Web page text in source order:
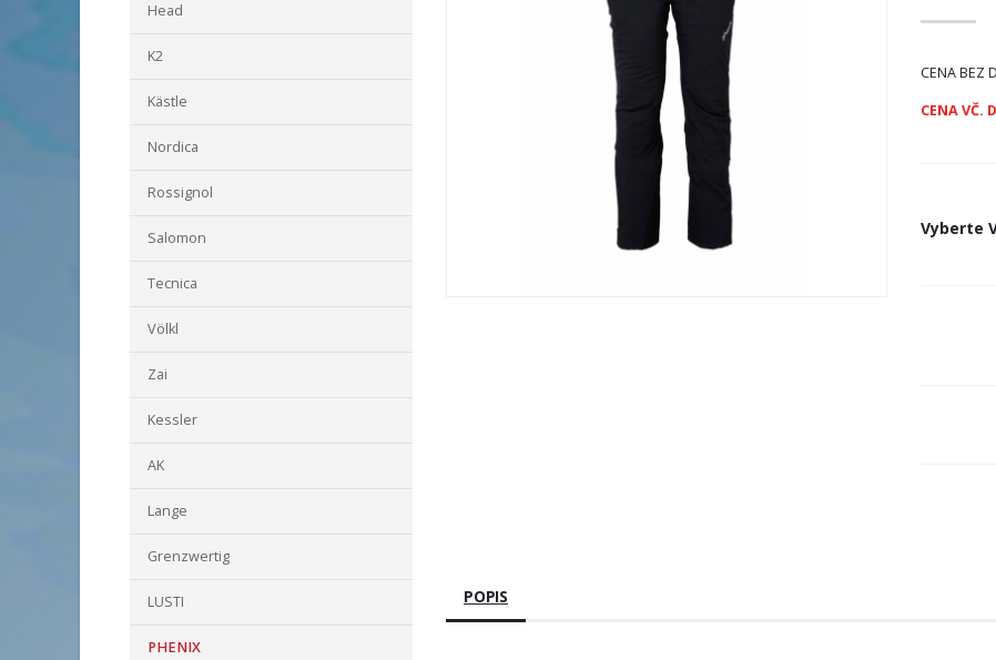
Head
K2
Kästle
Nordica
Rossignol
Salomon
Tecnica
Völkl
Zai
Kessler
AK
Lange
Grenzwertig
LUSTI
PHENIX
CENA BEZ
CENA VČ.
Vyberte
POPIS